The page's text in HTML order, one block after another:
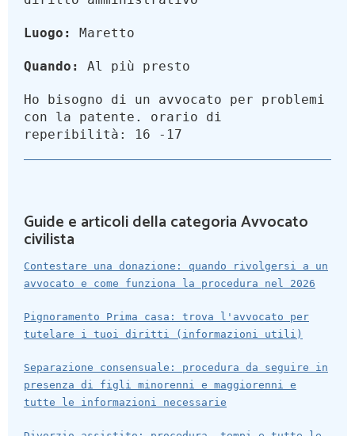
Luogo: Maretto
Quando: Al più presto
Ho bisogno di un avvocato per problemi
con la patente. orario di
reperibilità: 16 -17
Guide e articoli della categoria Avvocato
civilista
Contestare una donazione: quando rivolgersi a un
avvocato e come funziona la procedura nel 2026
Pignoramento Prima casa: trova l'avvocato per
tutelare i tuoi diritti (informazioni utili)
Separazione consensuale: procedura da seguire in
presenza di figli minorenni e maggiorenni e
tutte le informazioni necessarie